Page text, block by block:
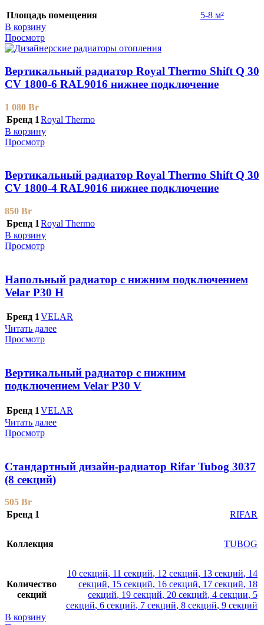
Площадь помещения
5-8 м²
В корзину
Просмотр
Вертикальный радиатор Royal Thermo Shift Q 30
CV 1800-6 RAL9016 нижнее подключение
1 080 Br
Бренд 1 Royal Thermo
В корзину
Просмотр
Вертикальный радиатор Royal Thermo Shift Q 30
CV 1800-4 RAL9016 нижнее подключение
850 Br
Бренд 1 Royal Thermo
В корзину
Просмотр
Напольный радиатор с нижним подключением
Velar P30 H
Бренд 1VELAR
Читать далее
Просмотр
Вертикальный радиатор с нижним
подключением Velar P30 V
Бренд 1 VELAR
Читать далее
Просмотр
Стандартный дизайн-радиатор Rifar Tubog 3037
(8 секций)
505 Br
Бренд 1
RIFAR
Коллекция TUBOG
Количество
секций
10 секций, 11 секций, 12 секций, 13 секций, 14
секций, 15 секций, 16 секций, 17 секций, 18
секций, 19 секций, 20 секций, 4 секции, 5
секций, 6 секций, 7 секций, 8 секций, 9 секций
В корзину